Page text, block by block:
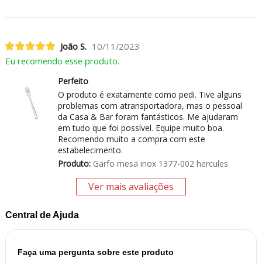
João S. 10/11/2023
Eu recomendo esse produto.
Perfeito
O produto é exatamente como pedi. Tive alguns
problemas com atransportadora, mas o pessoal
da Casa & Bar foram fantásticos. Me ajudaram
em tudo que foi possível. Equipe muito boa.
Recomendo muito a compra com este
estabelecimento.
Produto:Garfo mesa inox 1377-002 hercules
Ver mais avaliações
Central de Ajuda
Faça uma pergunta sobre este produto